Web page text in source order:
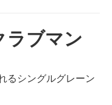
ラブマン
るシングルグレーン